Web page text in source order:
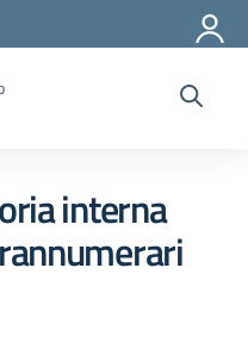
interna